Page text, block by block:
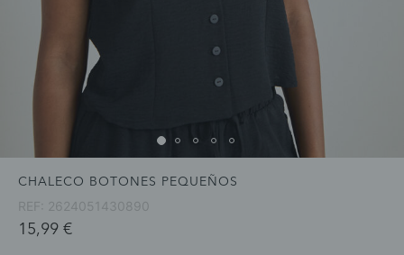
CHALECO BOTONES PEQUEÑOS
REF: 2624051430890
15,99 €